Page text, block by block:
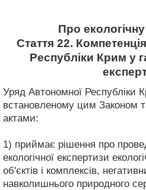
Про
Стаття 22.
Республіки Крим у
Уряд Автономної Республіки
встановленому цим Законом
актами:
1) приймає рішення про
екологічної експертизи
об'єктів і комплексів,
навколишнього природного